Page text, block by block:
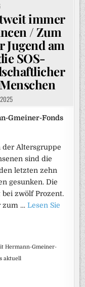
immer
/ Zum
Jugend am
SOS-
Gmeiner-Fonds
der Altersgruppe
sind die
letzten zehn
gesunken. Die
zwölf Prozent.
zum …Lesen Sie
Hermann-Gmeiner-
aktuell